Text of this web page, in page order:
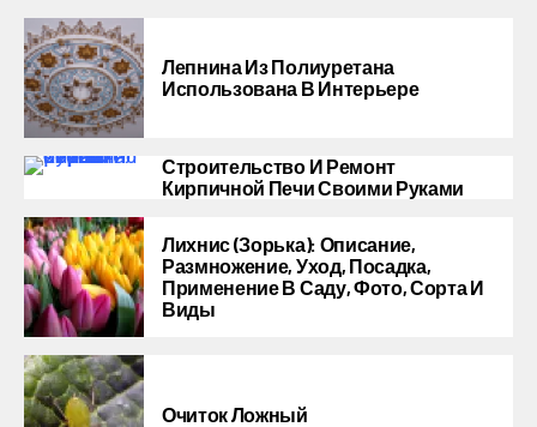
Лепнина Из Полиуретана
Использована В Интерьере
Строительство И Ремонт
Кирпичной Печи Своими Руками
Лихнис (Зорька): Описание,
Размножение, Уход, Посадка,
Применение В Саду, Фото, Сорта И
Виды
Очиток Ложный